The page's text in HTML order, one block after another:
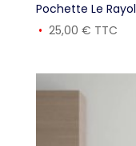
Pochette Le Rayol
25,00 € TTC